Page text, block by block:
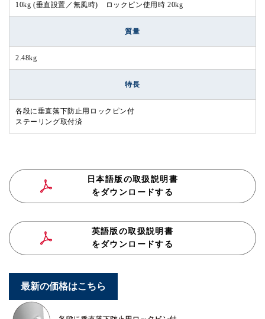
10kg (垂直設置／無風時) ロックピン使用時 20kg
質量
2.48kg
特長
各段に垂直落下防止用ロックピン付
ステーリング取付済
日本語版の取扱説明書
をダウンロードする
英語版の取扱説明書
をダウンロードする
最新の価格はこちら